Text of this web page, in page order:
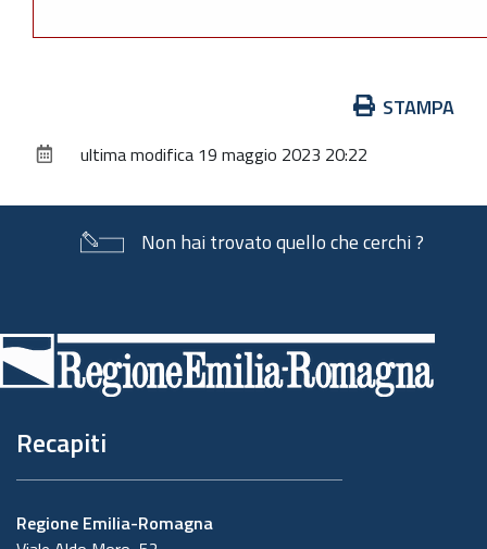
documento
STAMPA
ultima modifica 19 maggio 2023 20:22
Non hai trovato quello che cerchi ?
di
pagina
Recapiti
Regione Emilia-Romagna